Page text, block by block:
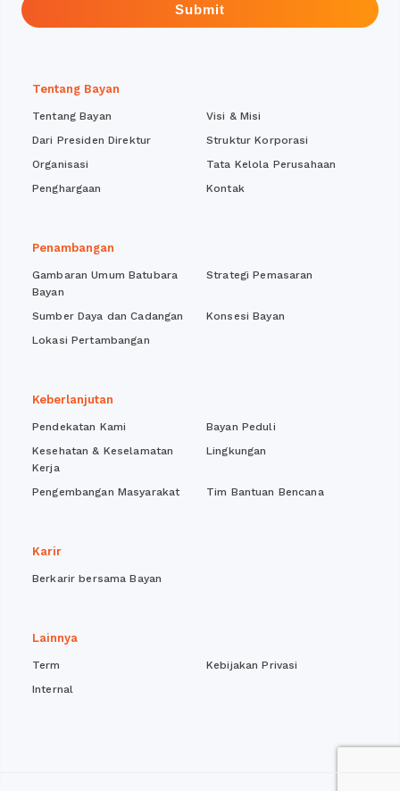
Submit
Tentang Bayan
Tentang Bayan
Visi & Misi
Dari Presiden Direktur
Struktur Korporasi
Organisasi
Tata Kelola Perusahaan
Penghargaan
Kontak
Penambangan
Gambaran Umum Batubara
Bayan
Strategi Pemasaran
Sumber Daya dan Cadangan
Konsesi Bayan
Lokasi Pertambangan
Keberlanjutan
Pendekatan Kami
Bayan Peduli
Kesehatan & Keselamatan
Kerja
Lingkungan
Pengembangan Masyarakat Tim Bantuan Bencana
Karir
Berkarir bersama Bayan
Lainnya
Term
Kebijakan Privasi
Internal